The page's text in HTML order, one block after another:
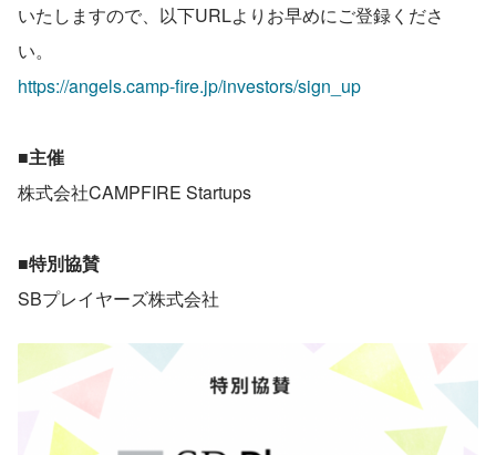
いたしますので、以下URLよりお早めにご登録くださ
い。
https://angels.camp-fire.jp/investors/sign_up
■主催
株式会社CAMPFIRE Startups
■特別協賛
SBプレイヤーズ株式会社